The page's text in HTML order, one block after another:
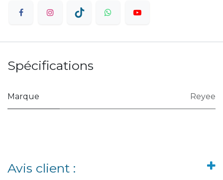
Spécifications
Marque Reyee
Avis client :